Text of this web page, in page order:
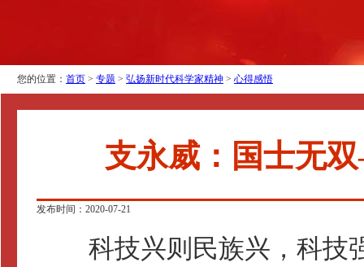
您的位置： 首页 > 专题 > 弘扬新时代科学家精神 > 心得感悟
支永威：国士无
发布时间：2020-07-21
科技兴则民族兴，科技